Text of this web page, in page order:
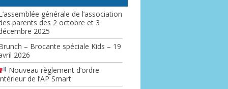
générale de l’association
parents des 2 octobre et 3
2025
– Brocante spéciale Kids – 19
2026
Nouveau règlement d’ordre
de l’AP Smart